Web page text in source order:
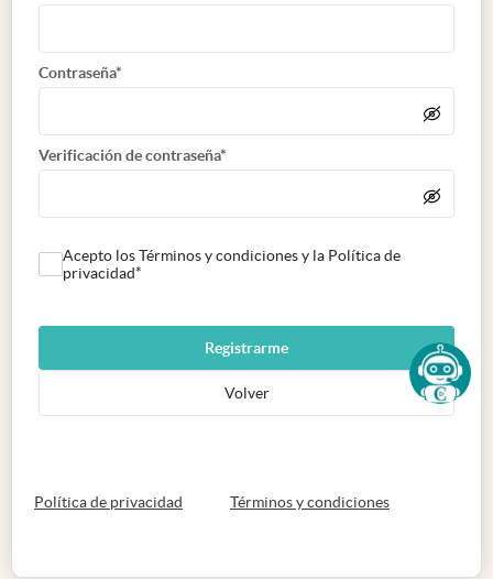
Contraseña*
Verificación de contraseña*
Acepto los Términos y condiciones y la Política de
privacidad*
Registrarme
Volver
Política de privacidad abre en nueva pestaña
Términos y condicionesabre en nueva